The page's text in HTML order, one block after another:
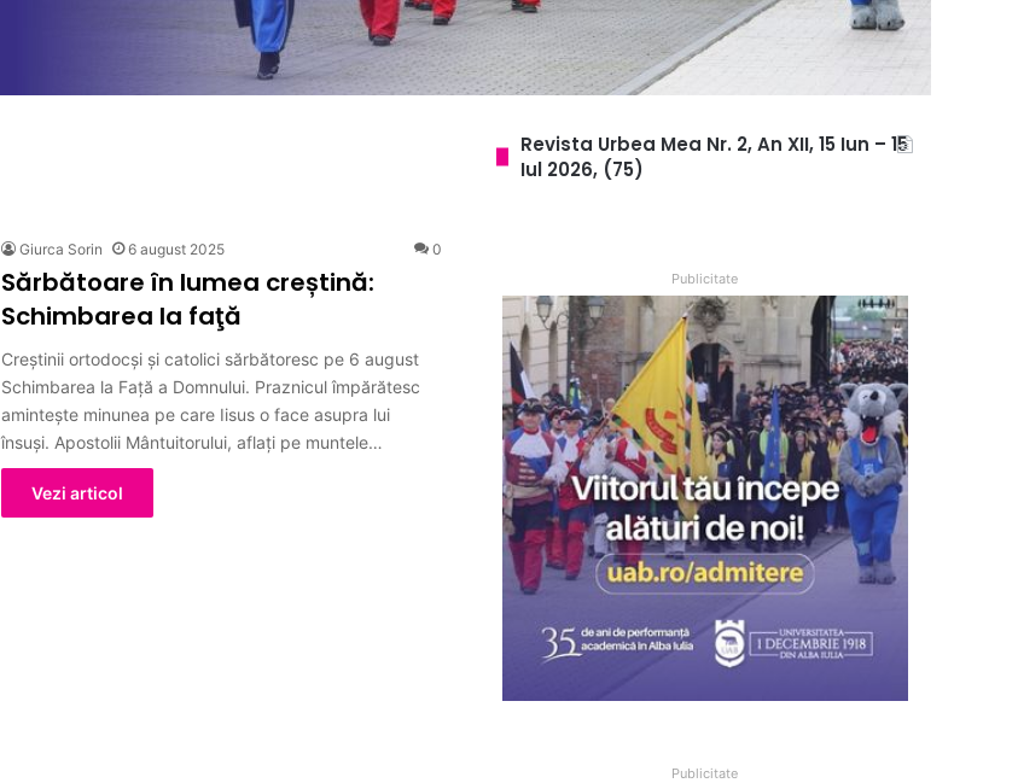
Giurca Sorin 6 august 2025 0
Sărbătoare în lumea creștină:
Schimbarea la faţă
Creștinii ortodocși și catolici sărbătoresc pe 6 august
Schimbarea la Față a Domnului. Praznicul împărătesc
amintește minunea pe care Iisus o face asupra lui
însuși. Apostolii Mântuitorului, aflați pe muntele…
Vezi articol
Revista Urbea Mea Nr. 2, An XII, 15 Iun – 15
Iul 2026, (75)
Publicitate
Publicitate